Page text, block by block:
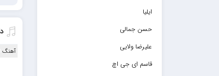
ایلیا
حسن جمالی
علیرضا ولایی
قاسم ای جی اچ
آهنگ